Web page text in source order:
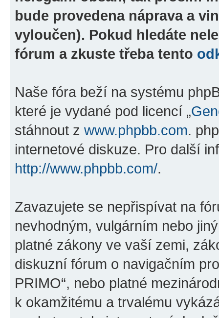
bude provedena náprava a
vyloučen). Pokud hledáte
fórum a zkuste třeba tento
Naše fóra beží na systému
které je vydané pod licencí „
stáhnout z www.phpbb.com.
internetové diskuze. Pro další
http://www.phpbb.com/.
Zavazujete se nepřispívat na
nevhodným, vulgárním nebo
platné zákony ve vaší zemi,
diskuzní fórum o navigačním
PRIMO“, nebo platné
k okamžitému a trvalému